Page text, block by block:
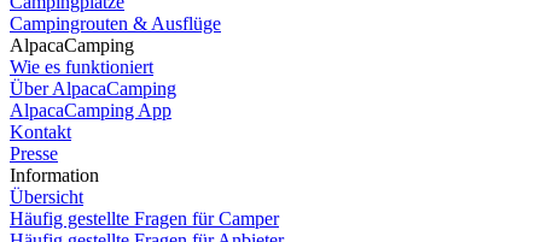
Campingrouten & Ausflüge
AlpacaCamping
Wie es funktioniert
Über AlpacaCamping
AlpacaCamping App
Kontakt
Presse
Information
Übersicht
Häufig gestellte Fragen für Camper